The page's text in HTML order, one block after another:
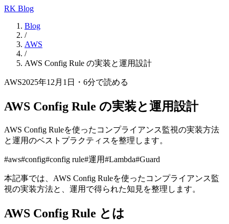
RK Blog
Blog
/
AWS
/
AWS Config Rule の実装と運用設計
AWS2025年12月1日 ・ 6分で読める
AWS Config Rule の実装と運用設計
AWS Config Ruleを使ったコンプライアンス監視の実装方法
と運用のベストプラクティスを整理します。
#aws#config#config rule#運用#Lambda#Guard
本記事では、AWS Config Ruleを使ったコンプライアンス監
視の実装方法と、運用で得られた知見を整理します。
AWS Config Rule とは